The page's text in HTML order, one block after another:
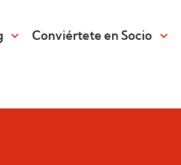
Conviértete en Socio